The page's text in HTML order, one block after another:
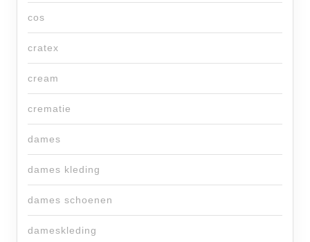
cos
cratex
cream
crematie
dames
dames kleding
dames schoenen
dameskleding